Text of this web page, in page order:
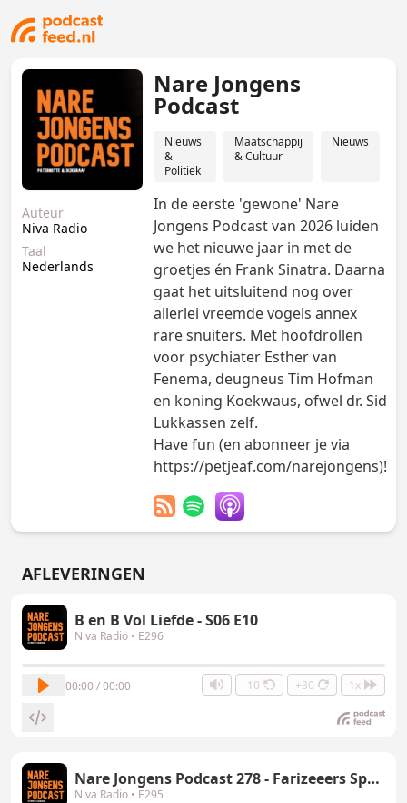
Auteur
Niva Radio
Taal
Nederlands
Nare Jongens
Podcast
Nieuws
&
Politiek
Maatschappij
& Cultuur
Nieuws
In de eerste 'gewone' Nare
Jongens Podcast van 2026 luiden
we het nieuwe jaar in met de
groetjes én Frank Sinatra. Daarna
gaat het uitsluitend nog over
allerlei vreemde vogels annex
rare snuiters. Met hoofdrollen
voor psychiater Esther van
Fenema, deugneus Tim Hofman
en koning Koekwaus, ofwel dr. Sid
Lukkassen zelf.
Have fun (en abonneer je via
https://petjeaf.com/narejongens)!
AFLEVERINGEN
B en B Vol Liefde - S06 E10
Niva Radio • E296
00:00 / 00:00 -10 +30 1x
Nare Jongens Podcast 278 - Farizeeers Special
Niva Radio • E295